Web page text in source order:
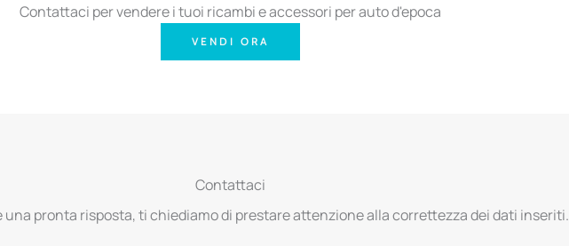
Contattaci per vendere i tuoi ricambi e accessori per auto d'epoca
VENDI ORA
Contattaci
una pronta risposta, ti chiediamo di prestare attenzione alla correttezza dei dati inseriti.